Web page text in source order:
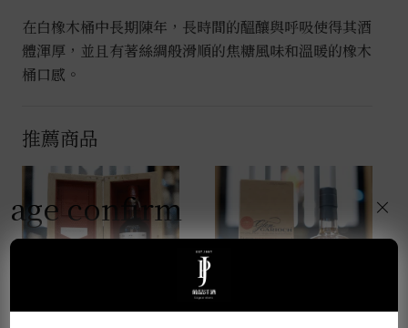
在白橡木桶中長期陳年，長時間的醞釀與呼吸使得其酒
體渾厚，並且有著絲綢般滑順的焦糖風味和溫暖的橡木
桶口感。
推薦商品
age confirm ×